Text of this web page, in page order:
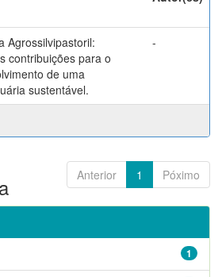
Agrossilvipastoril:
contribuições para o
de uma
sustentável.
-
Anterior 1 Póximo
1